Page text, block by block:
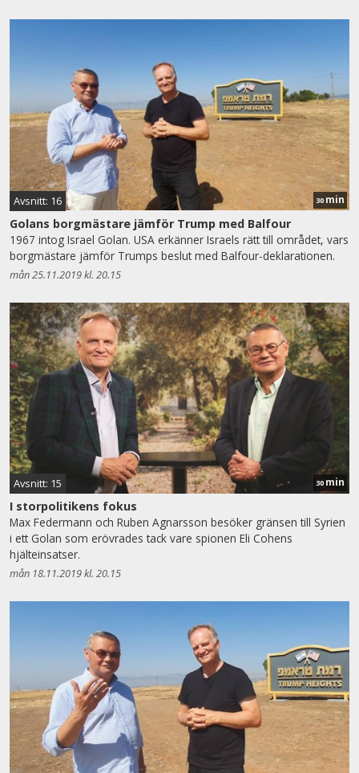
Avsnitt: 16 30 min
Golans borgmästare jämför Trump med Balfour
1967 intog Israel Golan. USA erkänner Israels rätt till området, vars
borgmästare jämför Trumps beslut med Balfour-deklarationen.
mån 25.11.2019 kl. 20.15
Avsnitt: 15 30 min
I storpolitikens fokus
Max Federmann och Ruben Agnarsson besöker gränsen till Syrien
i ett Golan som erövrades tack vare spionen Eli Cohens
hjälteinsatser.
mån 18.11.2019 kl. 20.15